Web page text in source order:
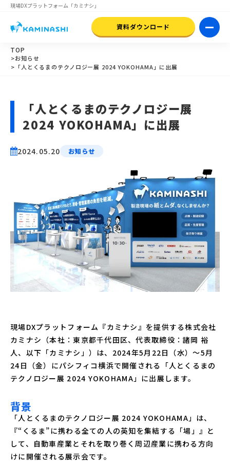
現場DXプラットフォーム 「カミナシ」
資料ダウンロード
TOP
>お知らせ
>「人とくるまのテクノロジー展 2024 YOKOHAMA」に出展
「人とくるまのテクノロジー展
2024 YOKOHAMA」に出展
2024.05.20 お知らせ
現場DXプラットフォーム『カミナシ』を提供する株式会社
カミナシ（本社：東京都千代田区、代表取締役：諸岡 裕
人、以下「カミナシ」）は、2024年5月22日（水）～5月
24日（金）にパシフィコ横浜で開催される「人とくるまの
テクノロジー展 2024 YOKOHAMA」に出展します。
背景
「人とくるまのテクノロジー展 2024 YOKOHAMA」は、
『“くるま”に携わる全ての人の英知を集結する「場」』と
して、自動車産業とそれを取り巻く周辺産業に携わる方向
けに開催される展示会です。